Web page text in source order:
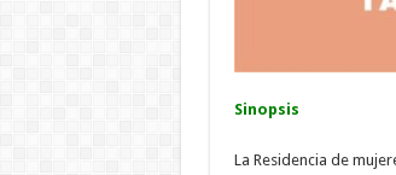
Sinopsis
La Residencia de